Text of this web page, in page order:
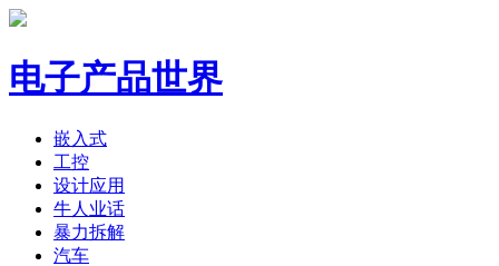
电子产品世界
嵌入式
工控
设计应用
牛人业话
暴力拆解
汽车